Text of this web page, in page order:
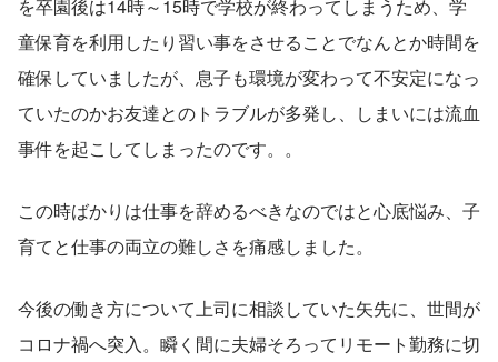
を卒園後は14時～15時で学校が終わってしまうため、学
童保育を利用したり習い事をさせることでなんとか時間を
確保していましたが、息子も環境が変わって不安定になっ
ていたのかお友達とのトラブルが多発し、しまいには流血
事件を起こしてしまったのです。。
この時ばかりは仕事を辞めるべきなのではと心底悩み、子
育てと仕事の両立の難しさを痛感しました。
今後の働き方について上司に相談していた矢先に、世間が
コロナ禍へ突入。瞬く間に夫婦そろってリモート勤務に切